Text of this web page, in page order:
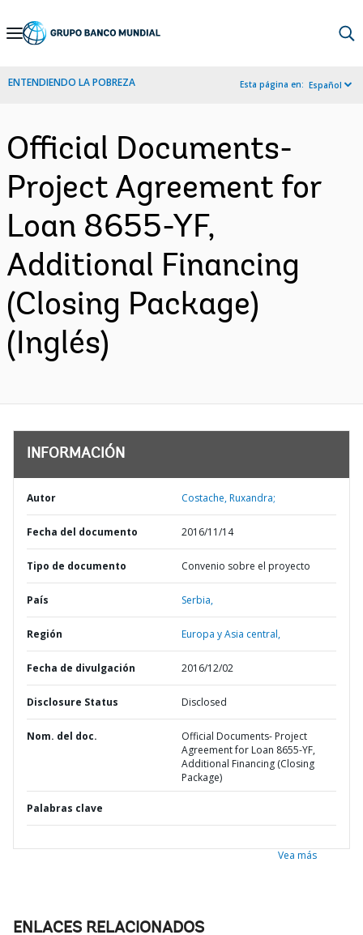
Skip
Navigation
ENTENDIENDO LA POBREZA Esta página en: Español
Official Documents-
Project Agreement for
Loan 8655-YF,
Additional Financing
(Closing Package)
(Inglés)
INFORMACIÓN
Autor Costache, Ruxandra;
Fecha del documento 2016/11/14
Tipo de documento Convenio sobre el proyecto
País Serbia,
Región Europa y Asia central,
Fecha de divulgación 2016/12/02
Disclosure Status Disclosed
Nom. del doc.
Official Documents- Project
Agreement for Loan 8655-YF,
Additional Financing (Closing
Package)
Palabras clave
Vea más
ENLACES RELACIONADOS